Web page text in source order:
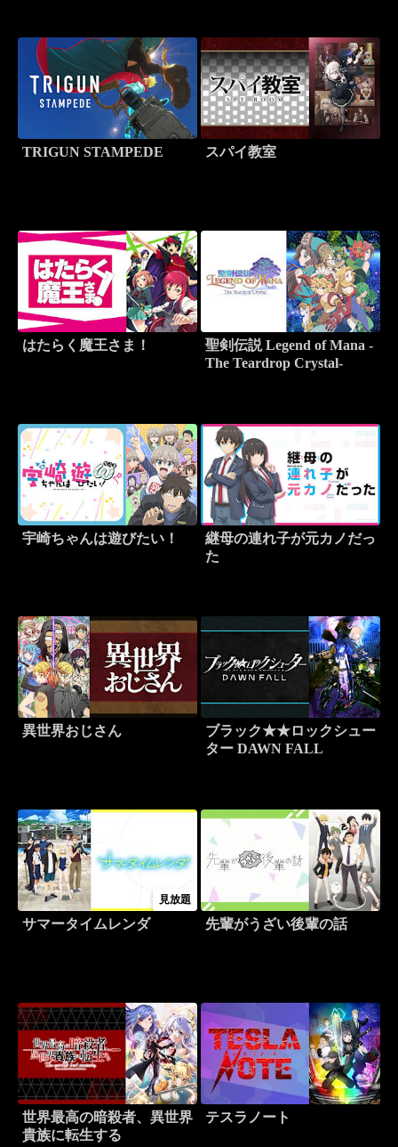
TRIGUN STAMPEDE スパイ教室
はたらく魔王さま！
聖剣伝説 Legend of Mana -
The Teardrop Crystal-
宇崎ちゃんは遊びたい！
継母の連れ子が元カノだっ
た
異世界おじさん
ブラック★★ロックシュー
ター DAWN FALL
見放題
サマータイムレンダ 先輩がうざい後輩の話
世界最高の暗殺者、異世界
貴族に転生する
テスラノート